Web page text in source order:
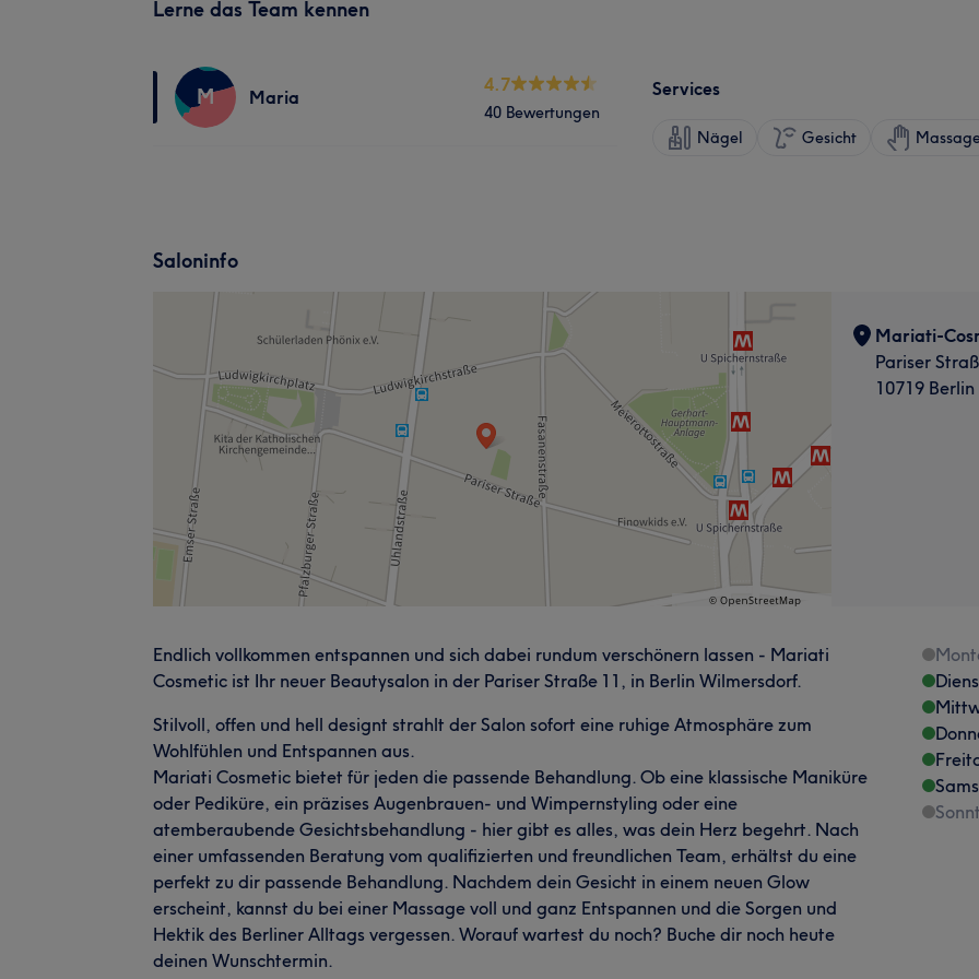
Lerne das Team kennen
M Maria
4.7
40 Bewertungen
Services
Nägel Gesicht
Saloninfo
Mariati-
Pariser
10719 Berlin
Endlich vollkommen entspannen und sich dabei rundum verschönern lassen - Mariati
Cosmetic ist Ihr neuer Beautysalon in der Pariser Straße 11, in Berlin Wilmersdorf.
Stilvoll, offen und hell designt strahlt der Salon sofort eine ruhige Atmosphäre zum
Wohlfühlen und Entspannen aus.
Mariati Cosmetic bietet für jeden die passende Behandlung. Ob eine klassische Maniküre
oder Pediküre, ein präzises Augenbrauen- und Wimpernstyling oder eine
atemberaubende Gesichtsbehandlung - hier gibt es alles, was dein Herz begehrt. Nach
einer umfassenden Beratung vom qualifizierten und freundlichen Team, erhältst du eine
perfekt zu dir passende Behandlung. Nachdem dein Gesicht in einem neuen Glow
erscheint, kannst du bei einer Massage voll und ganz Entspannen und die Sorgen und
Hektik des Berliner Alltags vergessen. Worauf wartest du noch? Buche dir noch heute
deinen Wunschtermin.